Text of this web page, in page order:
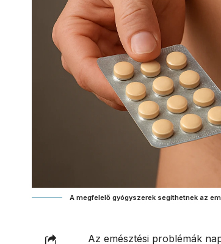
A megfelelő gyógyszerek segíthetnek az
Az emésztési problémák